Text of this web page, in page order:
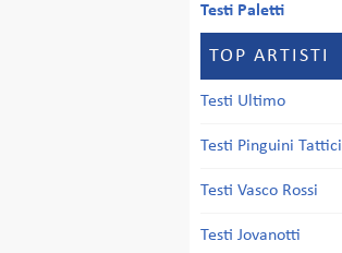
Testi Paletti
TOP ARTISTI
Testi Ultimo
Testi Pinguini
Testi Vasco Rossi
Testi Jovanotti